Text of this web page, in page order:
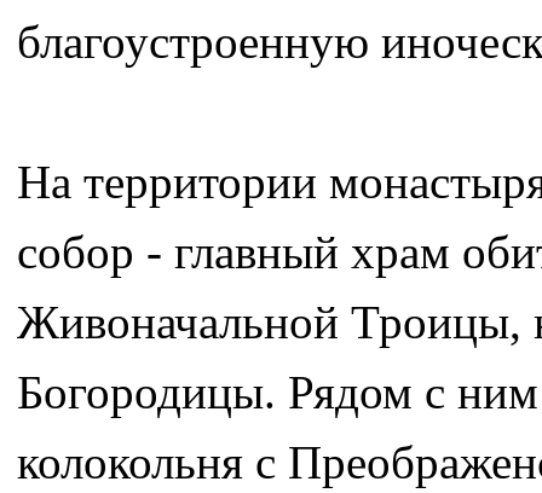
благоустроенную
На территории
собор - главный храм
Живоначальной Троицы,
Богородицы. Рядом с ним
колокольня с